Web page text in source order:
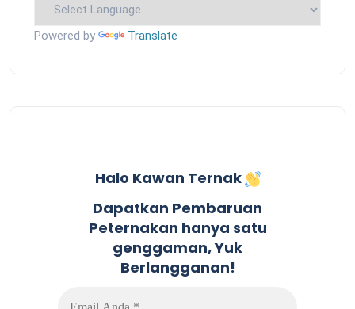
Powered by Translate
Halo Kawan Ternak
Dapatkan Pembaruan
Peternakan hanya satu
genggaman, Yuk
Berlangganan!